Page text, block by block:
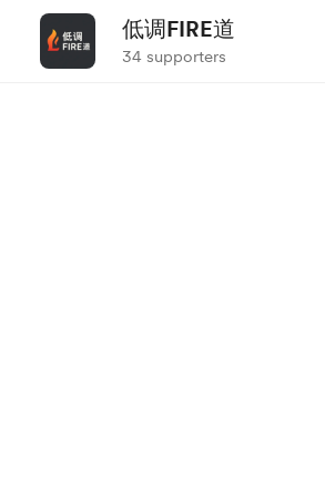
低调FIRE道
34 supporters